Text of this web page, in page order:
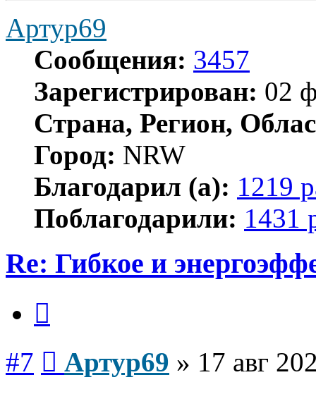
Артур69
Сообщения: 3457
Зарегистрирован: 02
Страна, Регион,
Город: NRW
Благодарил (а): 1219
Поблагодарили: 1431
Re: Гибкое и
#7 Артур69 » 17 авг